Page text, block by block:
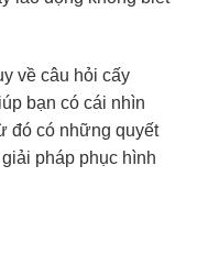
về câu hỏi cấy
bạn có cái nhìn
đó có những quyết
pháp phục hình